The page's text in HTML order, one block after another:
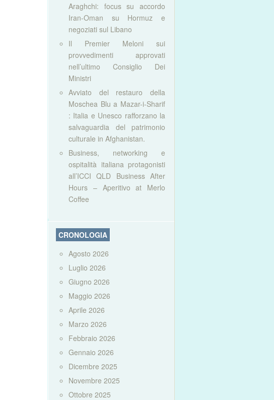
Araghchi: focus su accordo
Iran-Oman su Hormuz e
negoziati sul Libano
Il Premier Meloni sui
provvedimenti approvati
nell’ultimo Consiglio Dei
Ministri
Avviato del restauro della
Moschea Blu a Mazar-i-Sharif
: Italia e Unesco rafforzano la
salvaguardia del patrimonio
culturale in Afghanistan.
Business, networking e
ospitalità italiana protagonisti
all’ICCI QLD Business After
Hours – Aperitivo at Merlo
Coffee
CRONOLOGIA
Agosto 2026
Luglio 2026
Giugno 2026
Maggio 2026
Aprile 2026
Marzo 2026
Febbraio 2026
Gennaio 2026
Dicembre 2025
Novembre 2025
Ottobre 2025